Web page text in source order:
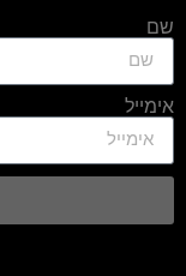
שם
אימייל